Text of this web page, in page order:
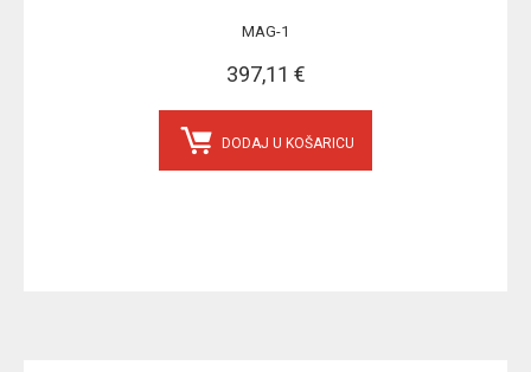
MAG-1
397,11 €
DODAJ U KOŠARICU